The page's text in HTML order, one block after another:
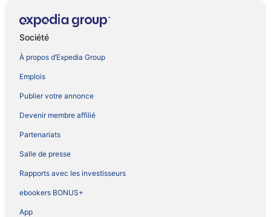
Société
À propos d’Expedia Group
Emplois
Publier votre annonce
Devenir membre affilié
Partenariats
Salle de presse
Rapports avec les investisseurs
ebookers BONUS+
App